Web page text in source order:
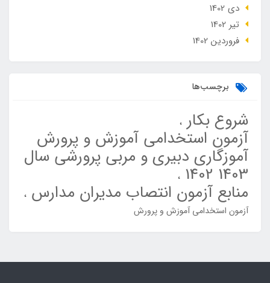
دی 1402
تير 1402
فروردین 1402
برچسب‌ها
شروع بکار
آزمون استخدامی آموزش و پرورش
آموزگاری دبیری و مربی پرورشی سال
1403 1402
منابع آزمون انتصاب مدیران مدارس
آزمون استخدامی آموزش و پرورش